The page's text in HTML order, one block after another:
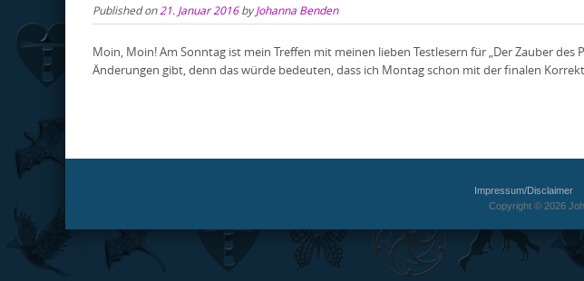
Published on21. Januar 2016byJohanna Benden
Moin, Moin! Am Sonntag ist mein Treffen mit meinen lieben Testlesern für „Der Zauber
Änderungen gibt, denn das würde bedeuten, dass ich Montag schon mit der finalen
Impressum/Disclaimer
Copyright © 2026